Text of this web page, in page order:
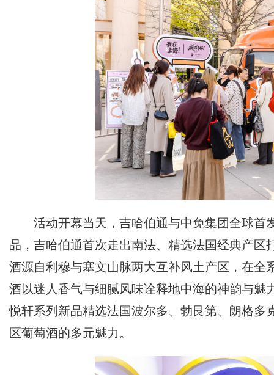
活动开幕当天，吉哈伯通与中免集团全球首
品，吉哈伯通首次走出南法、精选法国经典产
酒源自利穆与塞文山脉两大互补风土产区，在
酒以迷人香气与细腻风味诠释地中海的神韵与
悦轩系列新品精选法国波尔多、勃艮第、朗格
区葡萄酒的多元魅力。